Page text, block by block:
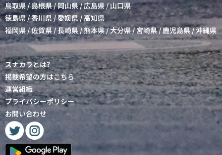
鳥取県 / 島根県/岡山県/広島県/山口県
徳島県/香川県/愛媛県 /高知県
福岡県 /佐賀県 /長崎県/熊本県/大分県/宮崎県/鹿児島県/沖縄県
スナカラとは?
掲載希望の方はこちら
運営組織
プライバシーポリシー
お問い合わせ